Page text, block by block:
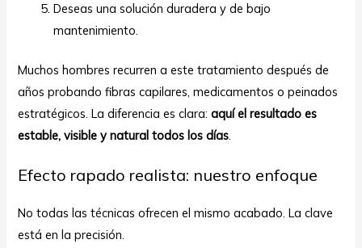
Deseas una solución duradera y de bajo
mantenimiento.
Muchos hombres recurren a este tratamiento después de
años probando fibras capilares, medicamentos o peinados
estratégicos. La diferencia es clara:aquí el resultado es
estable, visible y natural todos los días.
Efecto rapado realista: nuestro enfoque
No todas las técnicas ofrecen el mismo acabado. La clave
está en la precisión.